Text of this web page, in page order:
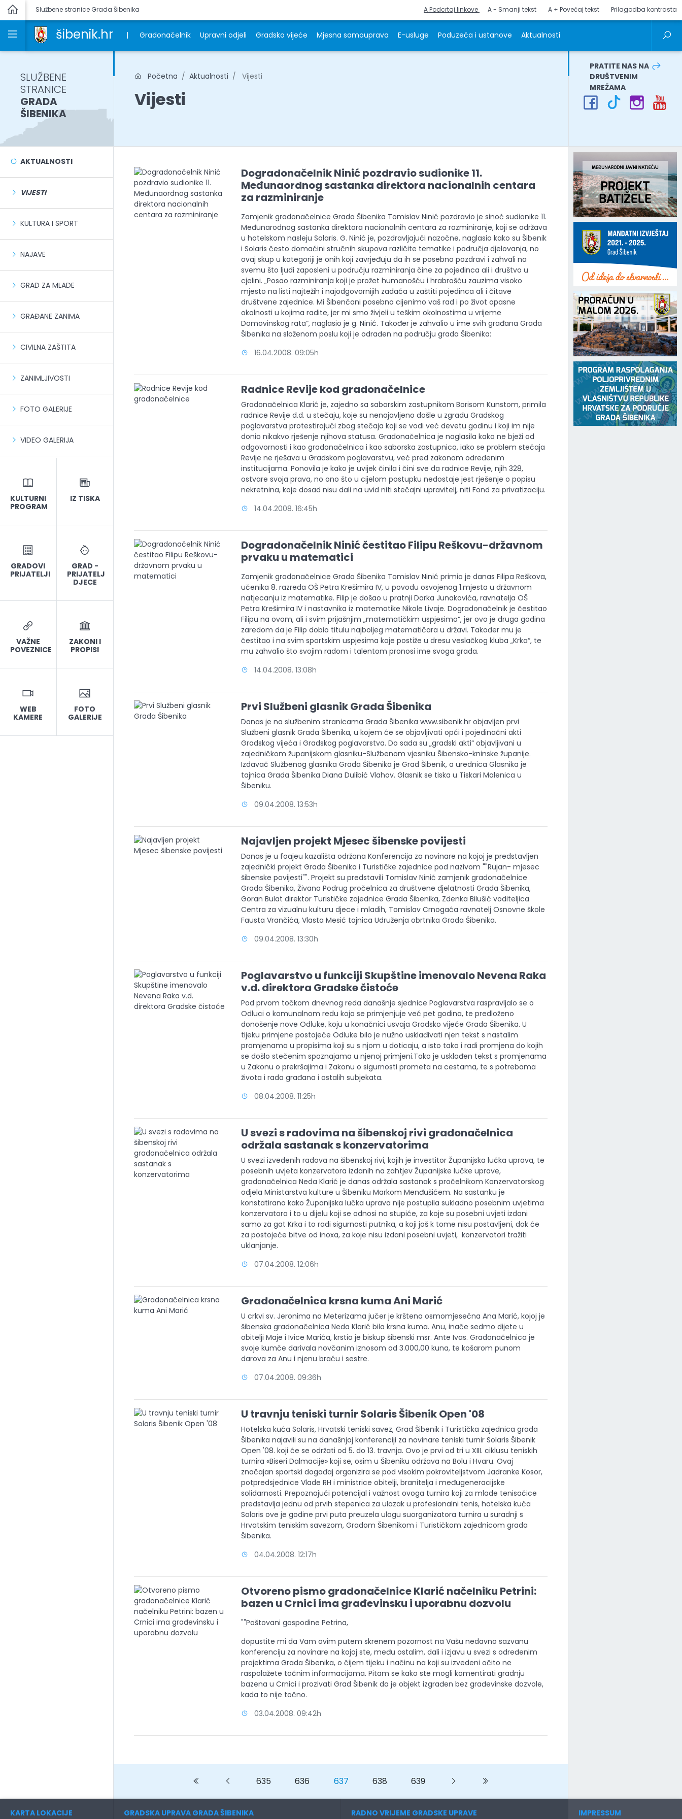
Službene stranice Grada Šibenika A Podcrtaj linkove A - Smanji tekst A + Povećaj tekst Prilagodba kontrasta
šibenik.hr | Gradonačelnik Upravni odjeli Gradsko vijeće Mjesna samouprava E-usluge Poduzeća i ustanove Aktualnosti
SLUŽBENE
STRANICE
GRADA
ŠIBENIKA
Početna Aktualnosti Vijesti
Vijesti
PRATITE NAS NA
DRUŠTVENIM
MREŽAMA
AKTUALNOSTI
VIJESTI
KULTURA I SPORT
NAJAVE
GRAD ZA MLADE
GRAĐANE ZANIMA
CIVILNA ZAŠTITA
ZANIMLJIVOSTI
FOTO GALERIJE
VIDEO GALERIJA
KULTURNI
PROGRAM
IZ TISKA
GRADOVI
PRIJATELJI
GRAD -
PRIJATELJ
DJECE
VAŽNE
POVEZNICE
ZAKONI I
PROPISI
WEB
KAMERE
FOTO
GALERIJE
Dogradonačelnik Ninić pozdravio sudionike 11.
Međunaordnog sastanka direktora nacionalnih centara
za razminiranje
Zamjenik gradonačelnice Grada Šibenika Tomislav Ninić pozdravio je sinoć sudionike 11.
Međunarodnog sastanka direktora nacionalnih centara za razminiranje, koji se održava
u hotelskom nasleju Solaris. G. Ninić je, pozdravljajući nazočne, naglasio kako su Šibenik
i Solaris često domaćini stručnih skupova različite tematike i područja djelovanja, no
ovaj skup u kategoriji je onih koji zavrjeđuju da ih se posebno pozdravi i zahvali na
svemu što ljudi zaposleni u području razminiranja čine za pojedinca ali i društvo u
cjelini. „Posao razminiranja koji je prožet humanošću i hrabrošću zauzima visoko
mjesto na listi najtežih i najodgovornijih zadaća u zaštiti pojedinca ali i čitave
društvene zajednice. Mi Šibenčani posebno cijenimo vaš rad i po život opasne
okolnosti u kojima radite, jer mi smo živjeli u teškim okolnostima u vrijeme
Domovinskog rata“, naglasio je g. Ninić. Također je zahvalio u ime svih građana Grada
Šibenika na složenom poslu koji je odrađen na području grada Šibenika:
16.04.2008. 09:05h
Radnice Revije kod gradonačelnice
Gradonačelnica Klarić je, zajedno sa saborskim zastupnikom Borisom Kunstom, primila
radnice Revije d.d. u stečaju, koje su nenajavljeno došle u zgradu Gradskog
poglavarstva protestirajući zbog stečaja koji se vodi već devetu godinu i koji im nije
donio nikakvo rješenje njihova statusa. Gradonačelnica je naglasila kako ne bježi od
odgovornosti i kao gradonačelnica i kao saborska zastupnica, iako se problem stečaja
Revije ne rješava u Gradskom poglavarstvu, već pred zakonom određenim
institucijama. Ponovila je kako je uvijek činila i čini sve da radnice Revije, njih 328,
ostvare svoja prava, no ono što u cijelom postupku nedostaje jest rješenje o popisu
nekretnina, koje dosad nisu dali na uvid niti stečajni upravitelj, niti Fond za privatizaciju.
14.04.2008. 16:45h
Dogradonačelnik Ninić čestitao Filipu Reškovu-državnom
prvaku u matematici
Zamjenik gradonačelnice Grada Šibenika Tomislav Ninić primio je danas Filipa Reškova,
učenika 8. razreda OŠ Petra Krešimira IV, u povodu osvojenog 1.mjesta u državnom
natjecanju iz matematike. Filip je došao u pratnji Darka Junakovića, ravnatelja OŠ
Petra Krešimira IV i nastavnika iz matematike Nikole Livaje. Dogradonačelnik je čestitao
Filipu na ovom, ali i svim prijašnjim „matematičkim uspjesima“, jer ovo je druga godina
zaredom da je Filip dobio titulu najboljeg matematičara u državi. Također mu je
čestitao i na svim sportskim uspjesima koje postiže u dresu veslačkog kluba „Krka“, te
mu zahvalio što svojim radom i talentom pronosi ime svoga grada.
14.04.2008. 13:08h
Prvi Službeni glasnik Grada Šibenika
Danas je na službenim stranicama Grada Šibenika www.sibenik.hr objavljen prvi
Službeni glasnik Grada Šibenika, u kojem će se objavljivati opći i pojedinačni akti
Gradskog vijeća i Gradskog poglavarstva. Do sada su „gradski akti“ objavljivani u
zajedničkom županijskom glasniku-Službenom vjesniku Šibensko-kninske županije.
Izdavač Službenog glasnika Grada Šibenika je Grad Šibenik, a urednica Glasnika je
tajnica Grada Šibenika Diana Dulibić Vlahov. Glasnik se tiska u Tiskari Malenica u
Šibeniku.
09.04.2008. 13:53h
Najavljen projekt Mjesec šibenske povijesti
Danas je u foajeu kazališta održana Konferencija za novinare na kojoj je predstavljen
zajednički projekt Grada Šibenika i Turističke zajednice pod nazivom ""Rujan- mjesec
šibenske povijesti"". Projekt su predstavili Tomislav Ninić zamjenik gradonačelnice
Grada Šibenika, Živana Podrug pročelnica za društvene djelatnosti Grada Šibenika,
Goran Bulat direktor Turističke zajednice Grada Šibenika, Zdenka Bilušić voditeljica
Centra za vizualnu kulturu djece i mladih, Tomislav Crnogaća ravnatelj Osnovne škole
Fausta Vrančića, Vlasta Mesić tajnica Udruženja obrtnika Grada Šibenika.
09.04.2008. 13:30h
Poglavarstvo u funkciji Skupštine imenovalo Nevena Raka
v.d. direktora Gradske čistoće
Pod prvom točkom dnevnog reda današnje sjednice Poglavarstva raspravljalo se o
Odluci o komunalnom redu koja se primjenjuje već pet godina, te predloženo
donošenje nove Odluke, koju u konačnici usvaja Gradsko vijeće Grada Šibenika. U
tijeku primjene postojeće Odluke bilo je nužno usklađivati njen tekst s nastalim
promjenama u propisima koji su s njom u doticaju, a isto tako i radi promjena do kojih
se došlo stečenim spoznajama u njenoj primjeni.Tako je usklađen tekst s promjenama
u Zakonu o prekršajima i Zakonu o sigurnosti prometa na cestama, te s potrebama
života i rada građana i ostalih subjekata.
08.04.2008. 11:25h
U svezi s radovima na šibenskoj rivi gradonačelnica
održala sastanak s konzervatorima
U svezi izvedenih radova na šibenskoj rivi, kojih je investitor Županijska lučka uprava, te
posebnih uvjeta konzervatora izdanih na zahtjev Županijske lučke uprave,
gradonačelnica Neda Klarić je danas održala sastanak s pročelnikom Konzervatorskog
odjela Ministarstva kulture u Šibeniku Markom Menđušićem. Na sastanku je
konstatirano kako Županijska lučka uprava nije postupila sukladno posebnim uvjetima
konzervatora i to u dijelu koji se odnosi na stupiće, za koje su posebni uvjeti izdani
samo za gat Krka i to radi sigurnosti putnika, a koji još k tome nisu postavljeni, dok će
za postojeće bitve od inoxa, za koje nisu izdani posebni uvjeti, konzervatori tražiti
uklanjanje.
07.04.2008. 12:06h
Gradonačelnica krsna kuma Ani Marić
U crkvi sv. Jeronima na Meterizama jučer je krštena osmomjesečna Ana Marić, kojoj je
šibenska gradonačelnica Neda Klarić bila krsna kuma. Anu, inače sedmo dijete u
obitelji Maje i Ivice Marića, krstio je biskup šibenski msr. Ante Ivas. Gradonačelnica je
svoje kumče darivala novčanim iznosom od 3.000,00 kuna, te košarom punom
darova za Anu i njenu braću i sestre.
07.04.2008. 09:36h
U travnju teniski turnir Solaris Šibenik Open '08
Hotelska kuća Solaris, Hrvatski teniski savez, Grad Šibenik i Turistička zajednica grada
Šibenika najavili su na današnjoj konferenciji za novinare teniski turnir Solaris Šibenik
Open '08. koji će se održati od 5. do 13. travnja. Ovo je prvi od tri u XIII. ciklusu teniskih
turnira «Biseri Dalmacije» koji se, osim u Šibeniku održava na Bolu i Hvaru. Ovaj
značajan sportski događaj organizira se pod visokim pokroviteljstvom Jadranke Kosor,
potpredsjednice Vlade RH i ministrice obitelji, branitelja i međugeneracijske
solidarnosti. Prepoznajući potencijal i važnost ovoga turnira koji za mlade tenisačice
predstavlja jednu od prvih stepenica za ulazak u profesionalni tenis, hotelska kuća
Solaris ove je godine prvi puta preuzela ulogu suorganizatora turnira u suradnji s
Hrvatskim teniskim savezom, Gradom Šibenikom i Turističkom zajednicom grada
Šibenika.
04.04.2008. 12:17h
Otvoreno pismo gradonačelnice Klarić načelniku Petrini:
bazen u Crnici ima građevinsku i uporabnu dozvolu
""Poštovani gospodine Petrina,
dopustite mi da Vam ovim putem skrenem pozornost na Vašu nedavno sazvanu
konferenciju za novinare na kojoj ste, među ostalim, dali i izjavu u svezi s određenim
projektima Grada Šibenika, o čijem tijeku i načinu na koji su izvedeni očito ne
raspolažete točnim informacijama. Pitam se kako ste mogli komentirati gradnju
bazena u Crnici i prozivati Grad Šibenik da je objekt izgrađen bez građevinske dozvole,
kada to nije točno.
03.04.2008. 09:42h
Previous Previous
635 636 637 638 639
KARTA LOKACIJE GRADSKA UPRAVA GRADA ŠIBENIKA RADNO VRIJEME GRADSKE UPRAVE IMPRESSUM